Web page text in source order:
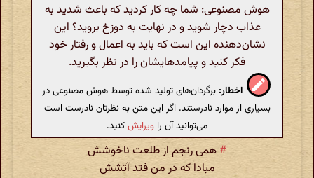
هوش مصنوعی: شما چه کار کردید که باعث شدید به
عذاب دچار شوید و در نهایت به دوزخ بروید؟ این
نشان‌دهنده این است که باید به اعمال و رفتار خود
فکر کنید و پیامدهایشان را در نظر بگیرید.
اخطار: برگردان‌های تولید شده توسط هوش مصنوعی در
بسیاری از موارد نادرستند. اگر این متن به نظرتان نادرست است
می‌توانید آن را ویرایشکنید.
# همی رنجم از طلعت ناخوشش
مبادا که در من فتد آتشش